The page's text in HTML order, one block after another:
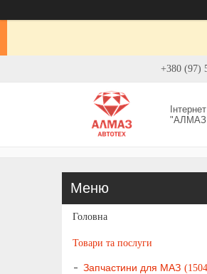
+380 (97)
Головна
Товари та послуги
Запчастини для МАЗ
1504